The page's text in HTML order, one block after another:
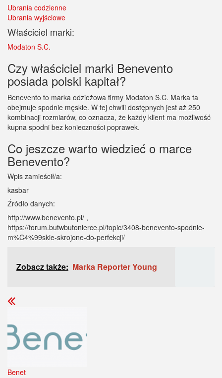
Ubrania codzienne
Ubrania wyjściowe
Właściciel marki:
Modaton S.C.
Czy właściciel marki Benevento
posiada polski kapitał?
Benevento to marka odzieżowa firmy Modaton S.C. Marka ta
obejmuje spodnie męskie. W tej chwili dostępnych jest aż 250
kombinacji rozmiarów, co oznacza, że każdy klient ma możliwość
kupna spodni bez konieczności poprawek.
Co jeszcze warto wiedzieć o marce
Benevento?
Wpis zamieścił/a:
kasbar
Źródło danych:
http://www.benevento.pl/ ,
https://forum.butwbutonierce.pl/topic/3408-benevento-spodnie-
m%C4%99skie-skrojone-do-perfekcji/
Zobacz także: Marka Reporter Young
Benet